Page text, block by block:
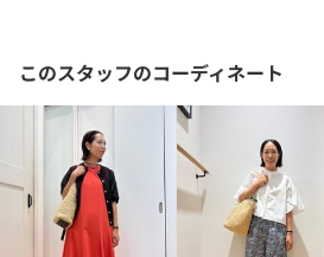
このスタッフのコーディネート